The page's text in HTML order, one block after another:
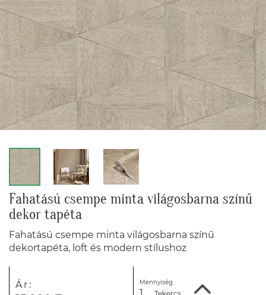
Fahatású csempe minta világosbarna színű
dekor tapéta
Fahatású csempe minta világosbarna színű
dekortapéta, loft és modern stílushoz
Ár: Mennyiség: